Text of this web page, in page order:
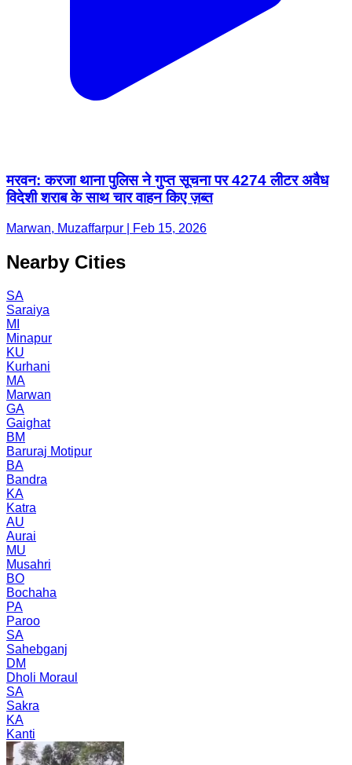
मरवन: करजा थाना पुलिस ने गुप्त सूचना पर 4274 लीटर अवैध
विदेशी शराब के साथ चार वाहन किए ज़ब्त
Marwan, Muzaffarpur | Feb 15, 2026
Nearby Cities
SA
Saraiya
MI
Minapur
KU
Kurhani
MA
Marwan
GA
Gaighat
BM
Baruraj Motipur
BA
Bandra
KA
Katra
AU
Aurai
MU
Musahri
BO
Bochaha
PA
Paroo
SA
Sahebganj
DM
Dholi Moraul
SA
Sakra
KA
Kanti